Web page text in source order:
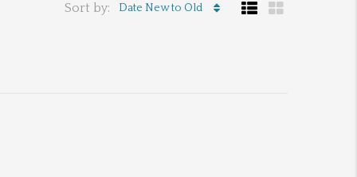
Sort by: Date New to Old